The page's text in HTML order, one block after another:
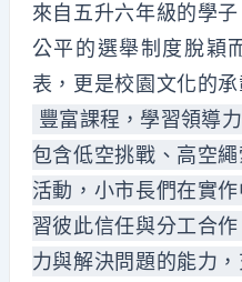
來自五升六年級的學
公平的選舉制度脫穎
表，更是校園文化的
豐富課程，學習領導
包含低空挑戰、高空
活動，小市長們在實
習彼此信任與分工合
力與解決問題的能力